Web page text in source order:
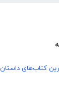
کتاب‌های داستان